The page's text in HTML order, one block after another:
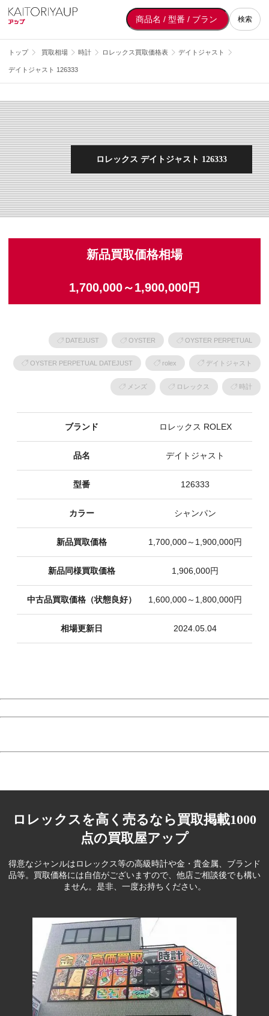
検索
トップ 買取相場 時計 ロレックス買取価格表 デイトジャスト
デイトジャスト 126333
ロレックス デイトジャスト 126333
新品買取価格相場
1,700,000～1,900,000円
DATEJUST OYSTER OYSTER PERPETUAL
OYSTER PERPETUAL DATEJUST rolex デイトジャスト
メンズ ロレックス 時計
ブランド ロレックス ROLEX
品名 デイトジャスト
型番 126333
カラー シャンパン
新品買取価格 1,700,000～1,900,000円
新品同様買取価格 1,906,000円
中古品買取価格（状態良好） 1,600,000～1,800,000円
相場更新日 2024.05.04
ロレックスを高く売るなら買取掲載1000
点の買取屋アップ
得意なジャンルはロレックス等の高級時計や金・貴金属、ブランド
品等。 買取価格には自信がございますので、他店ご相談後でも構い
ません。是非、一度お持ちください。